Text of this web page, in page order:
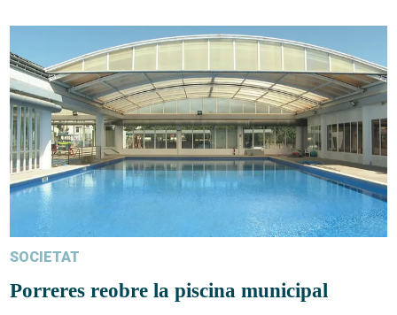
SOCIETAT
Porreres reobre la piscina municipal